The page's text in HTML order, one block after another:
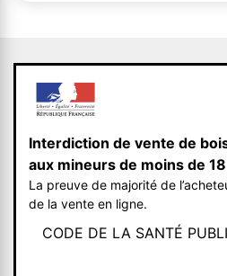
Interdiction de vente de
aux mineurs de moins de
La preuve de majorité de
de la vente en ligne.
CODE DE LA SANTÉ